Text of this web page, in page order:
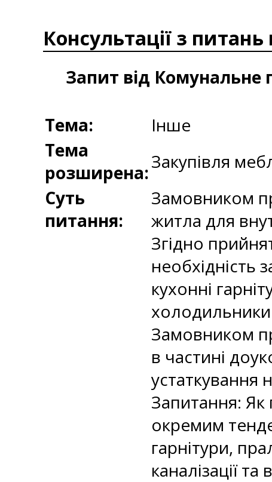
Консультації з
Запит від Комунальне
Тема:
Інше
Тема
розширена:Закупівля
Суть
питання:
Замовником
житла для
Згідно
необхідність
кухонні
Замовником
в частині
устаткування
Запитання: Як
окремим
гарнітури,
каналізації